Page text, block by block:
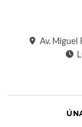
Av. Miguel